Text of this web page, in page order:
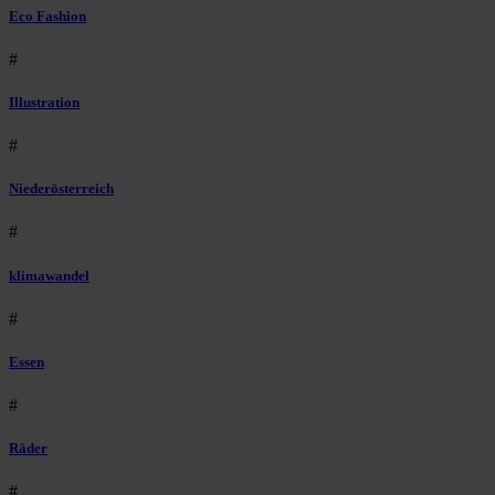
Eco Fashion
#
Illustration
#
Niederösterreich
#
klimawandel
#
Essen
#
Räder